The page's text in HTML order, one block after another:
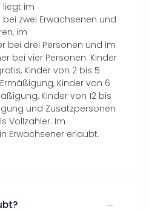
liegt im
zwei Erwachsenen und
im
bei drei Personen und im
bei vier Personen. Kinder
Kinder von 2 bis 5
Kinder von 6
Kinder von 12 bis
und Zusatzpersonen
Vollzahler. Im
Erwachsener erlaubt.